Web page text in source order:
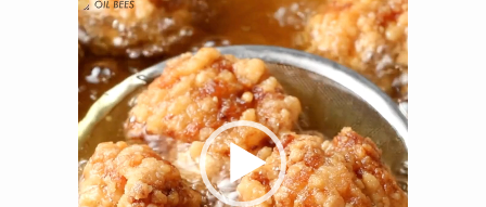
動
画
プ
レ
ー
ヤ
ー